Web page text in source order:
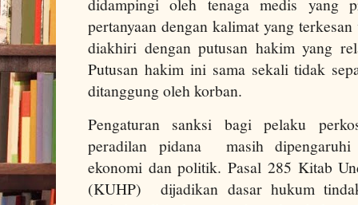
pertanyaan dengan kalimat yang
diakhiri dengan putusan hakim yang
Putusan hakim ini sama sekali tidak
ditanggung oleh korban.
Pengaturan sanksi bagi pelaku
peradilan pidana masih dipengaruhi
ekonomi dan politik. Pasal 285 Kitab
(KUHP) dijadikan dasar hukum